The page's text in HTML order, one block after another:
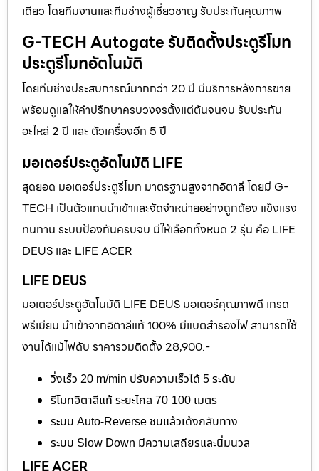
เดียว โดยทีมงานและทีมช่างผู้เชี่ยวชาญ รับประกันคุณภาพ
G-TECH Autogate รับติดตั้งประตูรีโมท
ประตูรีโมทอัตโนมัติ
โดยทีมช่างประสบการณ์มากกว่า 20 ปี มีบริการหลังการขาย
พร้อมดูแลให้คำปรึกษาครบวงจรตั้งแต่ต้นจนจบ รับประกัน
อะไหล่ 2 ปี และ ตัวเครื่องอีก 5 ปี
มอเตอร์ประตูอัตโนมัติ LIFE
สุดยอด มอเตอร์ประตูรีโมท มาตรฐานสูงจากอิตาลี โดยมี G-
TECH เป็นตัวแทนนำเข้าและจัดจำหน่ายอย่างถูกต้อง แข็งแรง
ทนทาน ระบบป้องกันครบจบ มีให้เลือกทั้งหมด 2 รุ่น คือ LIFE
DEUS และ LIFE ACER
LIFE DEUS
มอเตอร์ประตูอัตโนมัติ LIFE DEUS มอเตอร์คุณภาพดี เกรด
พรีเมียม นำเข้าจากอิตาลีแท้ 100% มีแบตสำรองไฟ สามารถใช้
งานได้แม้ไฟดับ ราคารวมติดตั้ง 28,900.-
วิ่งเร็ว 20 m/min ปรับความเร็วได้ 5 ระดับ
รีโมทอิตาลีแท้ ระยะไกล 70-100 เมตร
ระบบ Auto-Reverse ชนแล้วเด้งกลับทาง
ระบบ Slow Down มีความเสถียรและนิ่มนวล
LIFE ACER